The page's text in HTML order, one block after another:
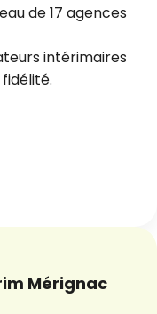
de 17 agences
intérimaires
Mérignac